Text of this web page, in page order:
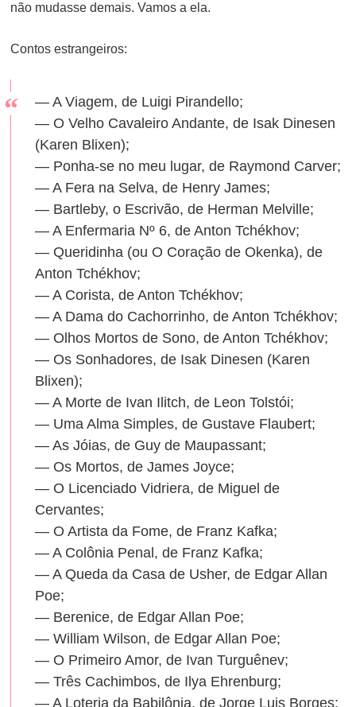
não mudasse demais. Vamos a ela.
Contos estrangeiros:
— A Viagem, de Luigi Pirandello;
— O Velho Cavaleiro Andante, de Isak Dinesen
(Karen Blixen);
— Ponha-se no meu lugar, de Raymond Carver;
— A Fera na Selva, de Henry James;
— Bartleby, o Escrivão, de Herman Melville;
— A Enfermaria Nº 6, de Anton Tchékhov;
— Queridinha (ou O Coração de Okenka), de
Anton Tchékhov;
— A Corista, de Anton Tchékhov;
— A Dama do Cachorrinho, de Anton Tchékhov;
— Olhos Mortos de Sono, de Anton Tchékhov;
— Os Sonhadores, de Isak Dinesen (Karen
Blixen);
— A Morte de Ivan Ilitch, de Leon Tolstói;
— Uma Alma Simples, de Gustave Flaubert;
— As Jóias, de Guy de Maupassant;
— Os Mortos, de James Joyce;
— O Licenciado Vidriera, de Miguel de
Cervantes;
— O Artista da Fome, de Franz Kafka;
— A Colônia Penal, de Franz Kafka;
— A Queda da Casa de Usher, de Edgar Allan
Poe;
— Berenice, de Edgar Allan Poe;
— William Wilson, de Edgar Allan Poe;
— O Primeiro Amor, de Ivan Turguênev;
— Três Cachimbos, de Ilya Ehrenburg;
— A Loteria da Babilônia, de Jorge Luis Borges;